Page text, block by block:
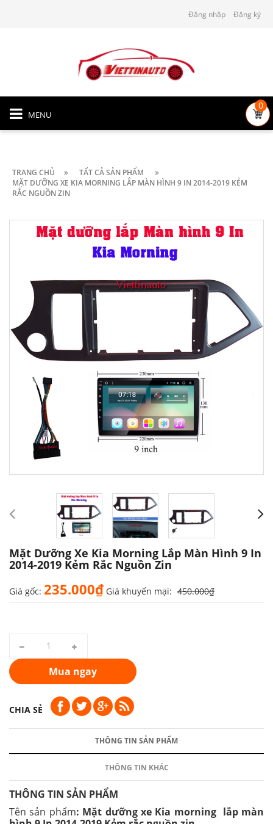
Đăng nhập Đăng ký
MENU
0
TRANG CHỦ
TẤT CẢ SẢN PHẨM
MẶT DƯỠNG XE KIA MORNING LẮP MÀN HÌNH 9 IN 2014-2019 KẺM
RẮC NGUỒN ZIN
Mặt Dưỡng Xe Kia Morning Lắp Màn Hình 9 In
2014-2019 Kẻm Rắc Nguồn Zin
Giá gốc: 235.000₫ Giá khuyến mại: 450.000₫
Mua ngay
CHIA SẺ
THÔNG TIN SẢN PHẨM
THÔNG TIN KHÁC
THÔNG TIN SẢN PHẨM
Tên sản phẩm: Mặt dưỡng xe Kia morning lắp màn